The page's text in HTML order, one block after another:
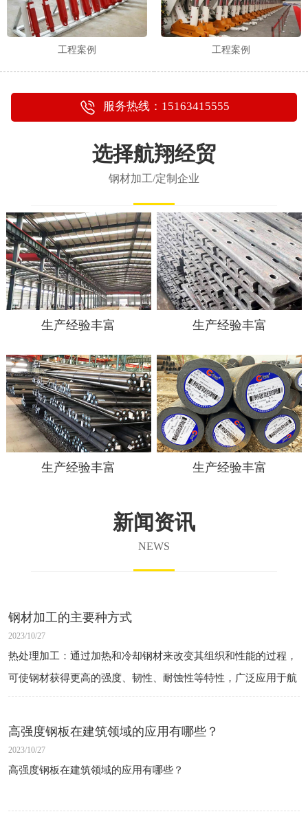
工程案例 工程案例
服务热线：15163415555
选择航翔经贸
钢材加工/定制企业
生产经验丰富 生产经验丰富
生产经验丰富 生产经验丰富
新闻资讯
NEWS
钢材加工的主要种方式
2023/10/27
热处理加工：通过加热和冷却钢材来改变其组织和性能的过程，
可使钢材获得更高的强度、韧性、耐蚀性等特性，广泛应用于航
空航天、汽车、造船、机械制造等领域。
艺，提高钢材的强度、硬度和均匀性，常用于制造 高 强度 结构
件、弹簧、线材等产品。
高强度钢板在建筑领域的应用有哪些？
2023/10/27
高强度钢板在建筑领域的应用有哪些？